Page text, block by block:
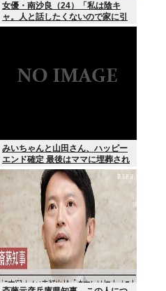
女優・南沙良（24）「私は陰キ
ャ。人と話したくないので家に引
きこもってPCでアニメを観ていた
みいちゃんと山田さん、ハッピー
エンド確定 最後はママに埋葬され
る